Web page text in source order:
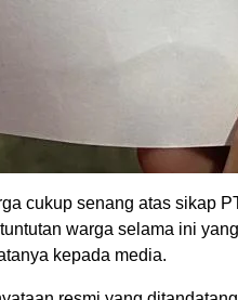
cukup senang atas sikap
warga selama ini
kepada media.